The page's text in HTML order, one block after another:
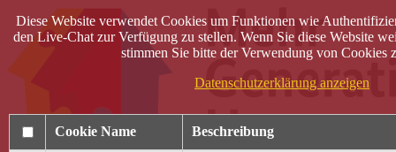
Diese Website verwendet Cookies um Funktionen wie
den Live-Chat zur Verfügung zu stellen. Wenn Sie diese Website
stimmen Sie bitte der Verwendung von Cookies
Datenschutzerklärung anzeigen
Cookie Name Beschreibung